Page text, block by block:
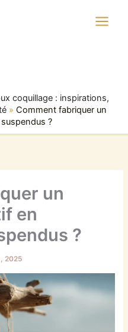
coquillage : inspirations,
» Comment fabriquer un
?
un
en
?
2025